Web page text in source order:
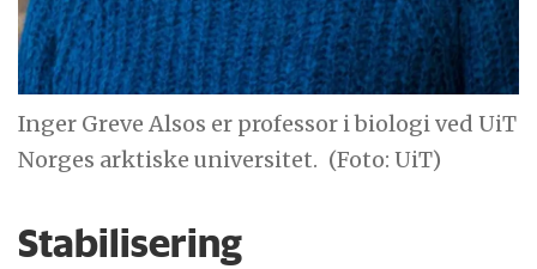
Inger Greve Alsos er professor i biologi ved UiT
Norges arktiske universitet. (Foto: UiT)
Stabilisering